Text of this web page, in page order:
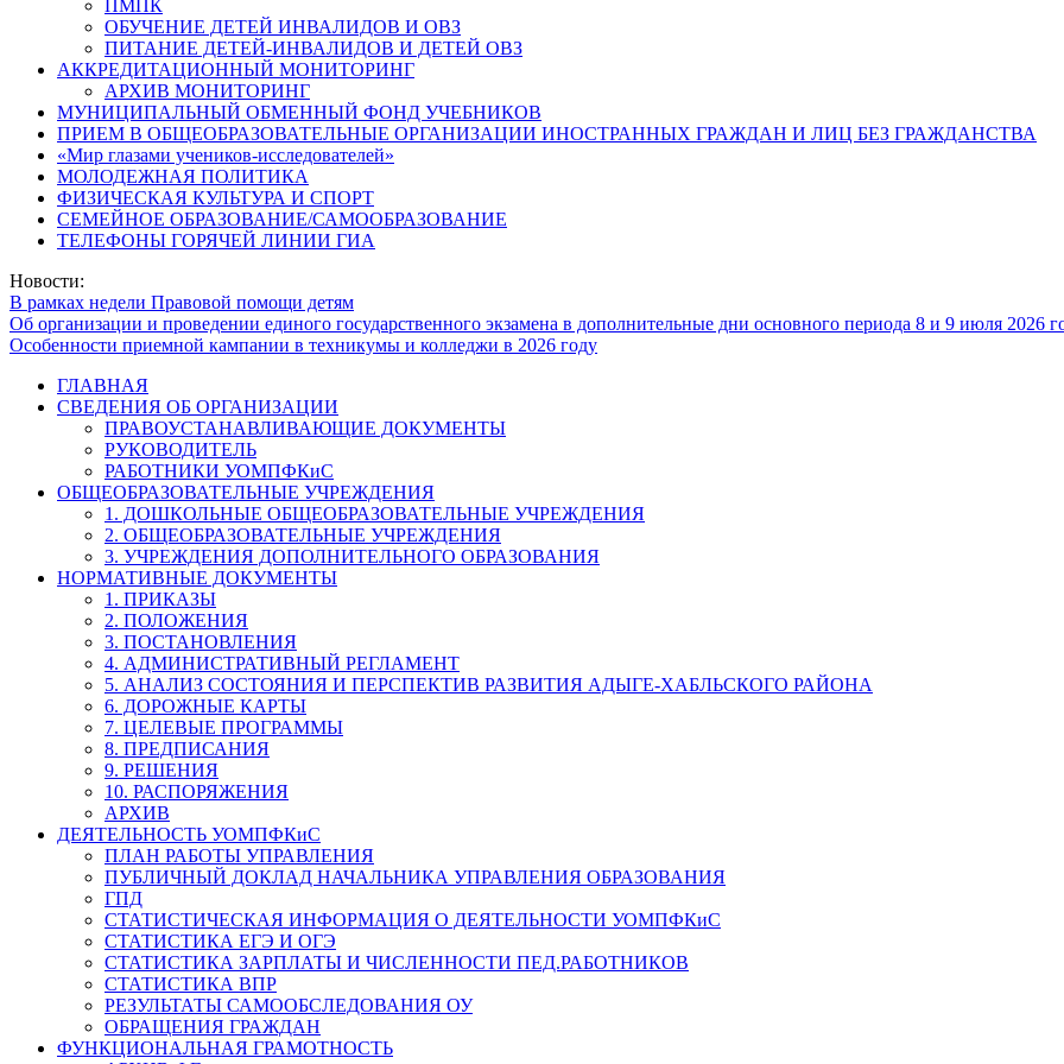
ПМПК
ОБУЧЕНИЕ ДЕТЕЙ ИНВАЛИДОВ И ОВЗ
ПИТАНИЕ ДЕТЕЙ-ИНВАЛИДОВ И ДЕТЕЙ ОВЗ
АККРЕДИТАЦИОННЫЙ МОНИТОРИНГ
АРХИВ МОНИТОРИНГ
МУНИЦИПАЛЬНЫЙ ОБМЕННЫЙ ФОНД УЧЕБНИКОВ
ПРИЕМ В ОБЩЕОБРАЗОВАТЕЛЬНЫЕ ОРГАНИЗАЦИИ ИНОСТРАННЫХ ГРАЖДАН И ЛИЦ БЕЗ ГРАЖДАНСТВА
«Мир глазами учеников-исследователей»
МОЛОДЕЖНАЯ ПОЛИТИКА
ФИЗИЧЕСКАЯ КУЛЬТУРА И СПОРТ
СЕМЕЙНОЕ ОБРАЗОВАНИЕ/САМООБРАЗОВАНИЕ
ТЕЛЕФОНЫ ГОРЯЧЕЙ ЛИНИИ ГИА
Новости:
В рамках недели Правовой помощи детям
Об организации и проведении единого государственного экзамена в дополнительные дни основного периода 8 и 9 июля 2026
Особенности приемной кампании в техникумы и колледжи в 2026 году
ГЛАВНАЯ
СВЕДЕНИЯ ОБ ОРГАНИЗАЦИИ
ПРАВОУСТАНАВЛИВАЮЩИЕ ДОКУМЕНТЫ
РУКОВОДИТЕЛЬ
РАБОТНИКИ УОМПФКиС
ОБЩЕОБРАЗОВАТЕЛЬНЫЕ УЧРЕЖДЕНИЯ
1. ДОШКОЛЬНЫЕ ОБЩЕОБРАЗОВАТЕЛЬНЫЕ УЧРЕЖДЕНИЯ
2. ОБЩЕОБРАЗОВАТЕЛЬНЫЕ УЧРЕЖДЕНИЯ
3. УЧРЕЖДЕНИЯ ДОПОЛНИТЕЛЬНОГО ОБРАЗОВАНИЯ
НОРМАТИВНЫЕ ДОКУМЕНТЫ
1. ПРИКАЗЫ
2. ПОЛОЖЕНИЯ
3. ПОСТАНОВЛЕНИЯ
4. АДМИНИСТРАТИВНЫЙ РЕГЛАМЕНТ
5. АНАЛИЗ СОСТОЯНИЯ И ПЕРСПЕКТИВ РАЗВИТИЯ АДЫГЕ-ХАБЛЬСКОГО РАЙОНА
6. ДОРОЖНЫЕ КАРТЫ
7. ЦЕЛЕВЫЕ ПРОГРАММЫ
8. ПРЕДПИСАНИЯ
9. РЕШЕНИЯ
10. РАСПОРЯЖЕНИЯ
АРХИВ
ДЕЯТЕЛЬНОСТЬ УОМПФКиС
ПЛАН РАБОТЫ УПРАВЛЕНИЯ
ПУБЛИЧНЫЙ ДОКЛАД НАЧАЛЬНИКА УПРАВЛЕНИЯ ОБРАЗОВАНИЯ
ГПД
СТАТИСТИЧЕСКАЯ ИНФОРМАЦИЯ О ДЕЯТЕЛЬНОСТИ УОМПФКиС
СТАТИСТИКА ЕГЭ И ОГЭ
СТАТИСТИКА ЗАРПЛАТЫ И ЧИСЛЕННОСТИ ПЕД.РАБОТНИКОВ
СТАТИСТИКА ВПР
РЕЗУЛЬТАТЫ САМООБСЛЕДОВАНИЯ ОУ
ОБРАЩЕНИЯ ГРАЖДАН
ФУНКЦИОНАЛЬНАЯ ГРАМОТНОСТЬ